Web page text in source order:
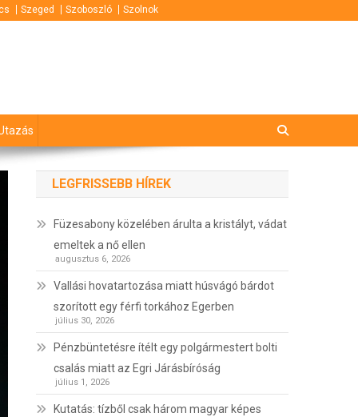
Szeged Szoboszló Szolnok
LEGFRISSEBB HÍREK
Füzesabony közelében árulta a kristályt, vádat
emeltek a nő ellen
augusztus 6, 2026
Vallási hovatartozása miatt húsvágó bárdot
szorított egy férfi torkához Egerben
július 30, 2026
Pénzbüntetésre ítélt egy polgármestert bolti
csalás miatt az Egri Járásbíróság
július 1, 2026
Kutatás: tízből csak három magyar képes